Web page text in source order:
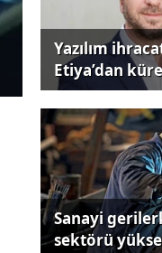
Yazılım
Etiya’dan
Sanayi
sektörü